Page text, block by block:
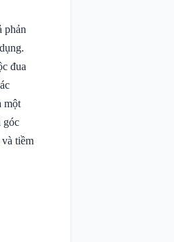
phản
đua
một
góc
tiềm